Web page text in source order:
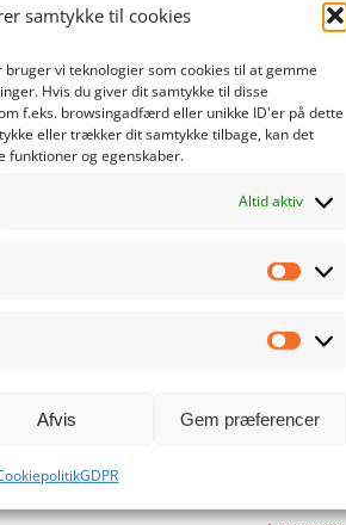
samtykke til cookies
vi teknologier som cookies til at gemme
Hvis du giver dit samtykke til disse
f.eks. browsingadfærd eller unikke ID'er på dette
eller trækker dit samtykke tilbage, kan det
funktioner og egenskaber.
Altid aktiv
Afvis Gem præferencer
GDPR
mellem to kystbyer. Mød Ditlef
rejsende udtrykker begejstring over at